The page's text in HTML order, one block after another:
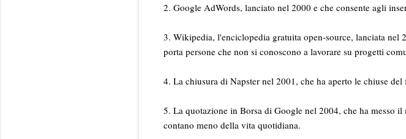
2. Google AdWords, lanciato nel 2000 e che consente agli
3. Wikipedia, l'enciclopedia gratuita open-source, lanciata
porta persone che non si conoscono a lavorare su progetti
4. La chiusura di Napster nel 2001, che ha aperto le chiuse del
5. La quotazione in Borsa di Google nel 2004, che ha messo
contano meno della vita quotidiana.